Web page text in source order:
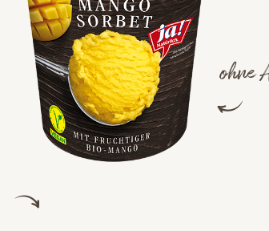
ohne